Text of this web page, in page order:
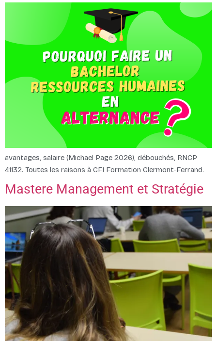
avantages, salaire (Michael Page 2026), débouchés, RNCP
41132. Toutes les raisons à CFI Formation Clermont-Ferrand.
Mastere Management et Stratégie